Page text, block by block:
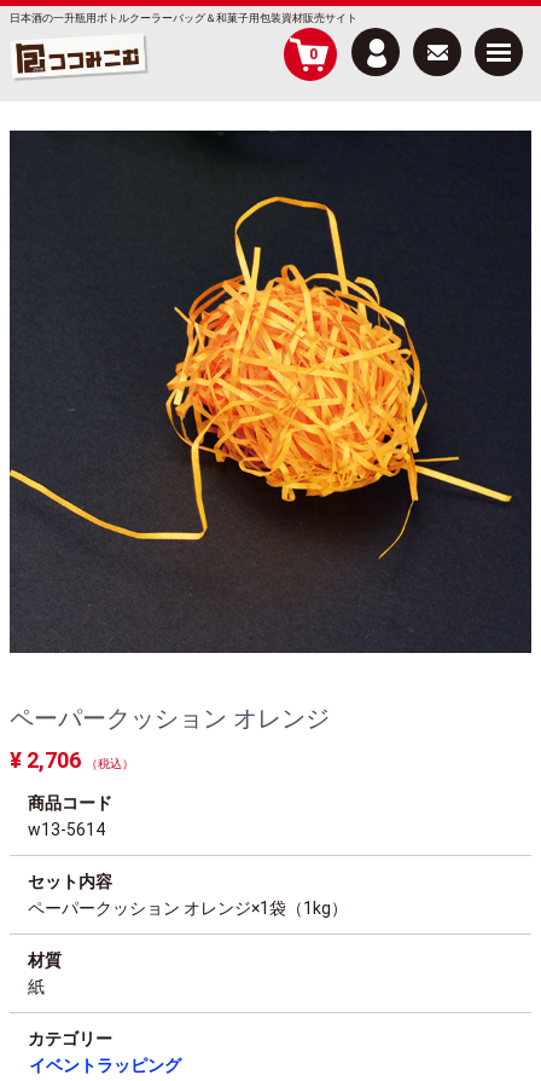
日本酒の一升瓶用ボトルクーラーバッグ＆和菓子用包装資材販売サイト
0 Menu
ペーパークッション オレンジ
¥ 2,706 （税込）
商品コード
w13-5614
セット内容
ペーパークッション オレンジ×1袋（1kg）
材質
紙
カテゴリー
イベントラッピング